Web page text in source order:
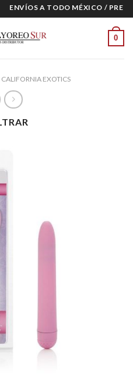
ENVÍOS A TODO MÉXICO /
0
CALIFORNIA EXOTICS